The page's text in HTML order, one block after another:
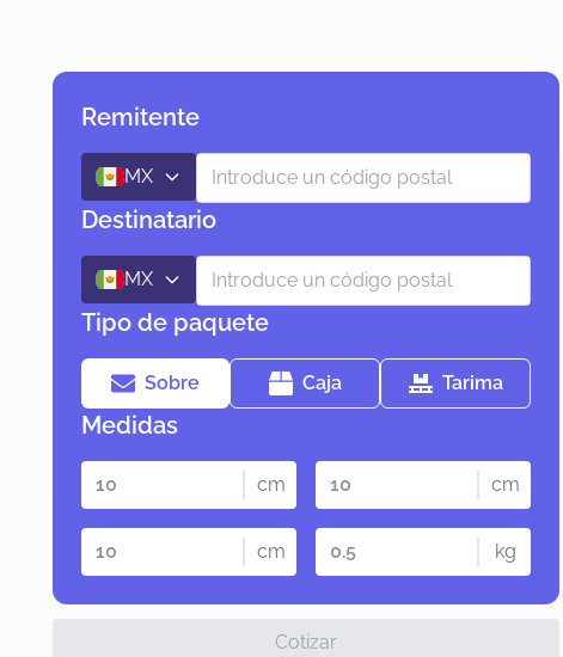
Remitente
MX
Destinatario
MX
Tipo de paquete
Sobre Caja Tarima
Medidas
cm cm
cm kg
Cotizar